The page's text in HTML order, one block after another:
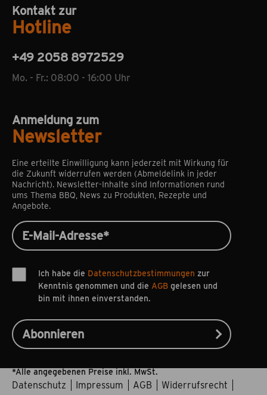
Kontakt zur
Hotline
+49 2058 8972529
Mo. - Fr.: 08:00 - 16:00 Uhr
Anmeldung zum
Newsletter
Eine erteilte Einwilligung kann jederzeit mit Wirkung für
die Zukunft widerrufen werden (Abmeldelink in jeder
Nachricht). Newsletter-Inhalte sind Informationen rund
ums Thema BBQ, News zu Produkten, Rezepte und
Angebote.
Ich habe die Datenschutzbestimmungen zur
Kenntnis genommen und die AGB gelesen und
bin mit ihnen einverstanden.
*Alle angegebenen Preise inkl. MwSt.
Datenschutz Impressum AGB
Widerrufsrecht